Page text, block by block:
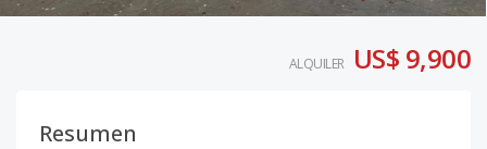
ALQUILER US$ 9,900
Resumen